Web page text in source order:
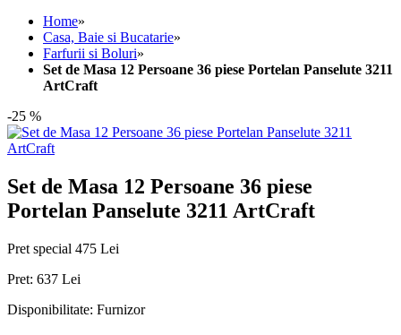
Home»
Casa, Baie si Bucatarie»
Farfurii si Boluri»
Set de Masa 12 Persoane 36 piese Portelan Panselute 3211
ArtCraft
-25 %
Set de Masa 12 Persoane 36 piese
Portelan Panselute 3211 ArtCraft
Pret special 475 Lei
Pret: 637 Lei
Disponibilitate: Furnizor